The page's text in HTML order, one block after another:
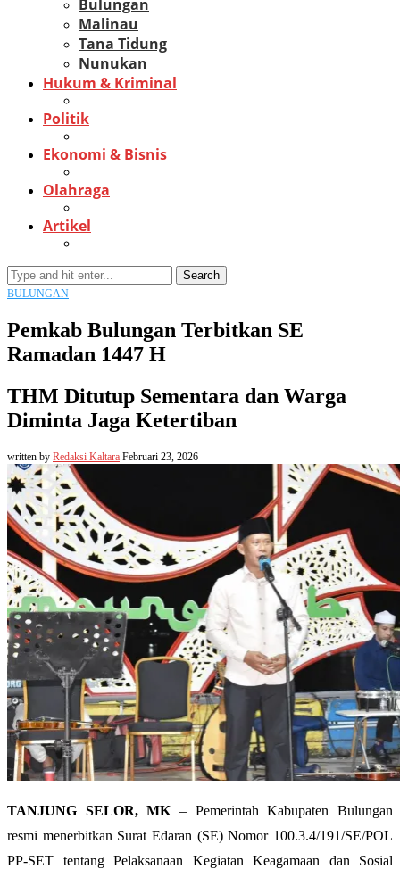
Bulungan
Malinau
Tana Tidung
Nunukan
Hukum & Kriminal
Politik
Ekonomi & Bisnis
Olahraga
Artikel
Search
BULUNGAN
Pemkab Bulungan Terbitkan SE
Ramadan 1447 H
THM Ditutup Sementara dan Warga
Diminta Jaga Ketertiban
written by Redaksi Kaltara Februari 23, 2026
TANJUNG SELOR, MK – Pemerintah Kabupaten Bulungan
resmi menerbitkan Surat Edaran (SE) Nomor 100.3.4/191/SE/POL
PP-SET tentang Pelaksanaan Kegiatan Keagamaan dan Sosial